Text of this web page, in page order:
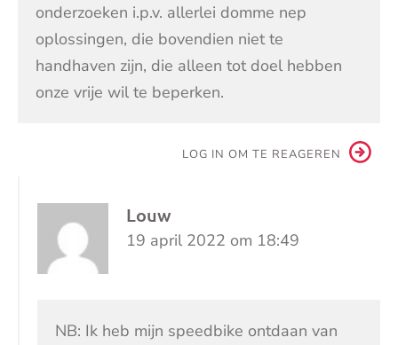
onderzoeken i.p.v. allerlei domme nep
oplossingen, die bovendien niet te
handhaven zijn, die alleen tot doel hebben
onze vrije wil te beperken.
LOG IN OM TE REAGEREN
Louw
19 april 2022 om 18:49
NB: Ik heb mijn speedbike ontdaan van